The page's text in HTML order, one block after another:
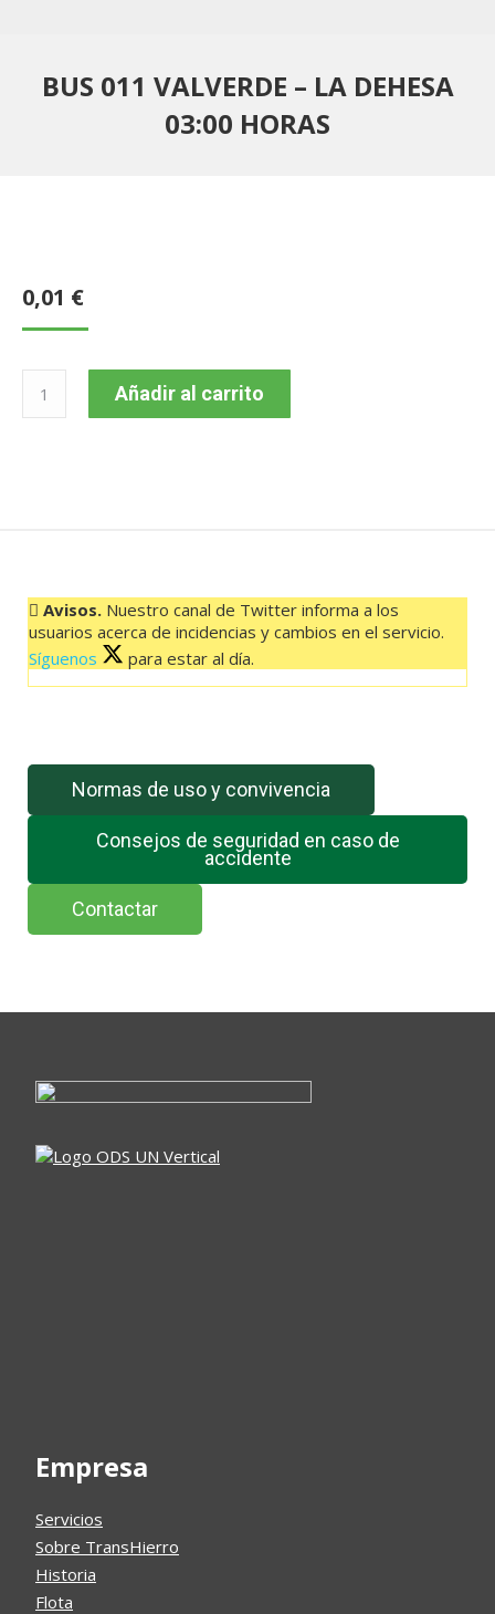
BUS 011 VALVERDE – LA DEHESA
03:00 HORAS
0,01 €
cantidad
Añadir al carrito
Avisos. Nuestro canal de Twitter informa a los
usuarios acerca de incidencias y cambios en el servicio.
Síguenos
para estar al día.
El feed de Twitter no está disponible en este momento.
Normas de uso y convivencia
Consejos de seguridad en caso de
accidente
Contactar
Empresa
Servicios
Sobre TransHierro
Historia
Flota